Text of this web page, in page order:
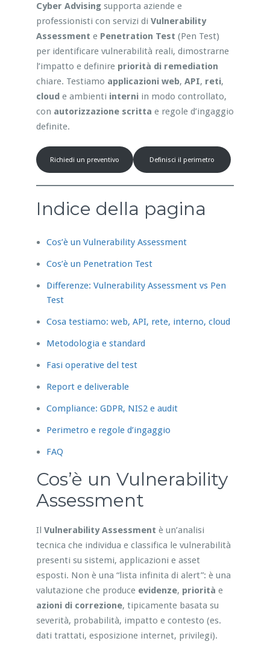
Cyber Advisingsupporta aziende e
professionisti con servizi di Vulnerability
Assessment e Penetration Test (Pen Test)
per identificare vulnerabilità reali, dimostrarne
l’impatto e definire priorità di remediation
chiare. Testiamo applicazioni web, API, reti,
cloude ambienti interniin modo controllato,
con autorizzazione scritta e regole d’ingaggio
definite.
Richiedi un preventivo Definisci il perimetro
Indice della pagina
Cos’è un Vulnerability Assessment
Cos’è un Penetration Test
Differenze: Vulnerability Assessment vs Pen
Test
Cosa testiamo: web, API, rete, interno, cloud
Metodologia e standard
Fasi operative del test
Report e deliverable
Compliance: GDPR, NIS2 e audit
Perimetro e regole d’ingaggio
FAQ
Cos’è un Vulnerability
Assessment
Il Vulnerability Assessment è un’analisi
tecnica che individua e classifica le vulnerabilità
presenti su sistemi, applicazioni e asset
esposti. Non è una “lista infinita di alert”: è una
valutazione che produce evidenze, priorità e
azioni di correzione, tipicamente basata su
severità, probabilità, impatto e contesto (es.
dati trattati, esposizione internet, privilegi).